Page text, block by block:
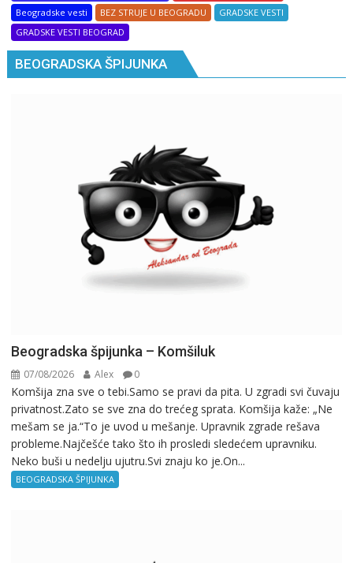
Beogradske vesti
BEZ STRUJE U BEOGRADU
GRADSKE VESTI
GRADSKE VESTI BEOGRAD
BEOGRADSKA ŠPIJUNKA
Beogradska špijunka – Komšiluk
07/08/2026 Alex 0
Komšija zna sve o tebi.Samo se pravi da pita. U zgradi svi čuvaju
privatnost.Zato se sve zna do trećeg sprata. Komšija kaže: „Ne
mešam se ja.“To je uvod u mešanje. Upravnik zgrade rešava
probleme.Najčešće tako što ih prosledi sledećem upravniku.
Neko buši u nedelju ujutru.Svi znaju ko je.On...
BEOGRADSKA ŠPIJUNKA